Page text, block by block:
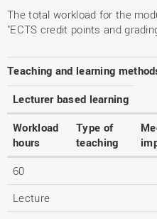
The total workload for the
"ECTS credit points and
Teaching and learning
Lecturer based learning
Workload
hours
Type of
teaching
60
Lecture